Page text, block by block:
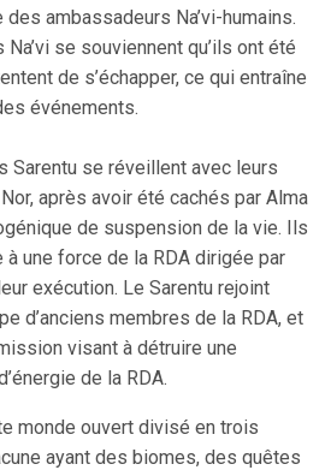
ambassadeurs Na’vi-humains.
se souviennent qu’ils ont été
de s’échapper, ce qui entraîne
événements.
Sarentu se réveillent avec leurs
après avoir été cachés par Alma
de suspension de la vie. Ils
une force de la RDA dirigée par
exécution. Le Sarentu rejoint
d’anciens membres de la RDA, et
visant à détruire une
de la RDA.
monde ouvert divisé en trois
ayant des biomes, des quêtes